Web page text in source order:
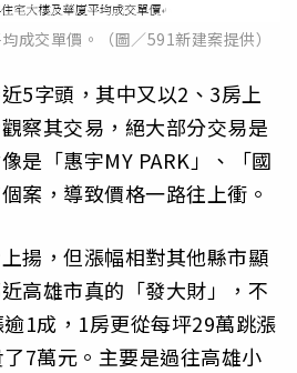
成交單價。（圖／591新建案提供）
5字頭，其中又以2、3房上
察其交易，絕大部分交易是
是「惠宇MY PARK」、「國
案，導致價格一路往上衝。
揚，但漲幅相對其他縣市顯
高雄市真的「發大財」，不
1成，1房更從每坪29萬跳漲
7萬元。主要是過往高雄小